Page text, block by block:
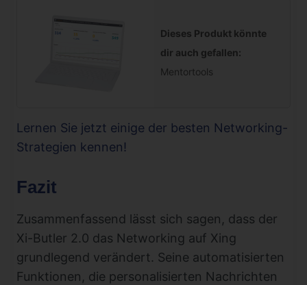
Dieses Produkt könnte
dir auch gefallen:
Mentortools
Lernen Sie jetzt einige der besten Networking-
Strategien kennen!
Fazit
Zusammenfassend lässt sich sagen, dass der
Xi-Butler 2.0 das Networking auf Xing
grundlegend verändert. Seine automatisierten
Funktionen, die personalisierten Nachrichten